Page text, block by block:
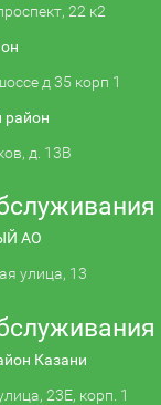
22 к2
д 35 корп 1
район
д. 13В
АО
улица, 13
Казани
23Е, корп. 1